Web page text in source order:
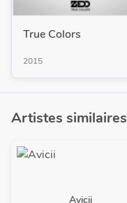
True Colors
2015
Artistes similaires
Avicii